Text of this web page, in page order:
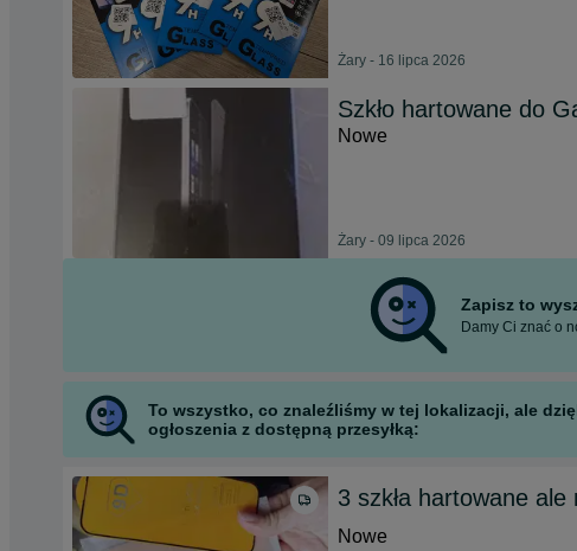
Żary - 16 lipca 2026
Szkło hartowane do
Nowe
Żary - 09 lipca 2026
Zapisz to
Damy Ci znać o
To wszystko, co znaleźliśmy w tej lokalizacji, ale
ogłoszenia z dostępną przesyłką:
3 szkła hartowane
Nowe